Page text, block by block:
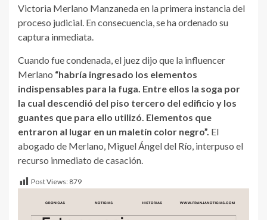
Victoria Merlano Manzaneda en la primera instancia del
proceso judicial. En consecuencia, se ha ordenado su
captura inmediata.
Cuando fue condenada, el juez dijo que la influencer
Merlano “habría ingresado los elementos
indispensables para la fuga. Entre ellos la soga por
la cual descendió del piso tercero del edificio y los
guantes que para ello utilizó. Elementos que
entraron al lugar en un maletín color negro”. El
abogado de Merlano, Miguel Ángel del Río, interpuso el
recurso inmediato de casación.
Post Views: 879